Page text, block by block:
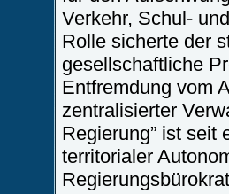
Verkehr, Schul-
Rolle sicherte der
gesellschaftliche
Entfremdung vom
zentralisierter
Regierung” ist seit
territorialer